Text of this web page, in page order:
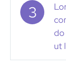
3
do
ut